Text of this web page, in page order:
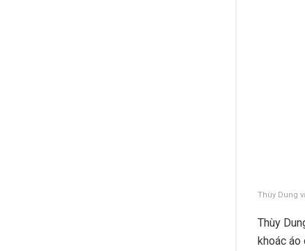
Thùy Dung
Thùy
khoác áo